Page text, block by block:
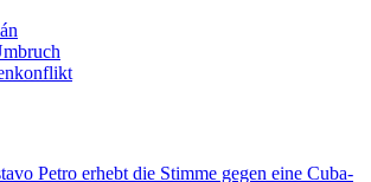
Petro erhebt die Stimme gegen eine Cuba-